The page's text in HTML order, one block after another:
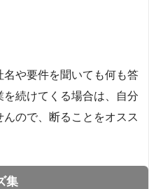
や要件を聞いても何も答
続けてくる場合は、自分
ので、断ることをオスス
集